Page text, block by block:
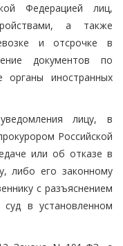
Федерацией лиц,
а также
и отсрочке в
документов по
иностранных
лицу, в
Российской
или об отказе в
либо его законному
с разъяснением
в установленном